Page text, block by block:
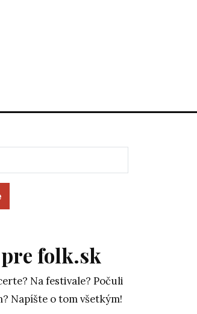
folk.sk
Na festivale? Počuli
Napíšte o tom všetkým!